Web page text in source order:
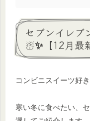
セブンイレブ
☃️✨【12月最
コンビニスイーツ好
寒い冬に食べたい、